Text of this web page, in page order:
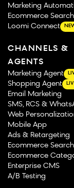
Marketing
Ecommerce Search
Loomi Connect
CHANNELS &
AGENTS
Marketing Agent
Shopping Agent
Email Marketing
SMS, RCS &
Web
Mobile App
Ads & Retargeting
Ecommerce Search
Ecommerce
Enterprise CMS
A/B Testing